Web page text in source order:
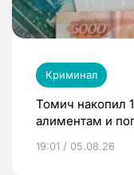
Криминал
Томич накопил
алиментам и
19:01 / 05.08.26